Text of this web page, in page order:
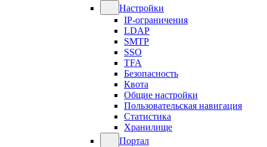
Настройки
IP-ограничения
LDAP
SMTP
SSO
TFA
Безопасность
Квота
Общие настройки
Пользовательская навигация
Статистика
Хранилище
Портал